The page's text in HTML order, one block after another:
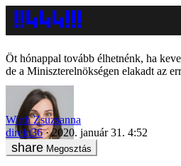
Öt hónappal tovább élhetnénk, ha
de a Miniszterelnökségen elakadt az
Wirth Zsuzsanna
direkt36
2020. január 31. 4:52
Megosztás